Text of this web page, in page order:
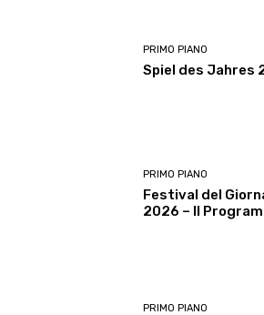
PRIMO PIANO
Spiel des Jahres
PRIMO PIANO
Festival del
2026 – Il
PRIMO PIANO